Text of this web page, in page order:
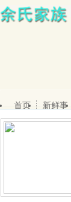
首页 新鲜事